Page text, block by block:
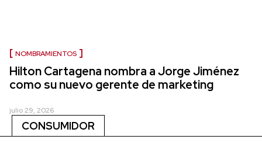
NOMBRAMIENTOS
Hilton Cartagena nombra a Jorge Jiménez
como su nuevo gerente de marketing
julio 29, 2026
CONSUMIDOR